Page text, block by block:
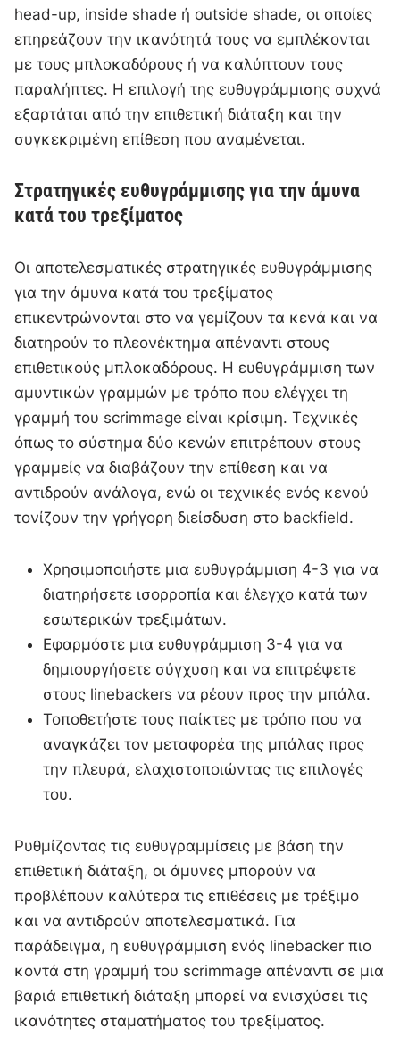
head-up, inside shade ή outside shade, οι οποίες
επηρεάζουν την ικανότητά τους να εμπλέκονται
με τους μπλοκαδόρους ή να καλύπτουν τους
παραλήπτες. Η επιλογή της ευθυγράμμισης συχνά
εξαρτάται από την επιθετική διάταξη και την
συγκεκριμένη επίθεση που αναμένεται.
Στρατηγικές ευθυγράμμισης για την άμυνα
κατά του τρεξίματος
Οι αποτελεσματικές στρατηγικές ευθυγράμμισης
για την άμυνα κατά του τρεξίματος
επικεντρώνονται στο να γεμίζουν τα κενά και να
διατηρούν το πλεονέκτημα απέναντι στους
επιθετικούς μπλοκαδόρους. Η ευθυγράμμιση των
αμυντικών γραμμών με τρόπο που ελέγχει τη
γραμμή του scrimmage είναι κρίσιμη. Τεχνικές
όπως το σύστημα δύο κενών επιτρέπουν στους
γραμμείς να διαβάζουν την επίθεση και να
αντιδρούν ανάλογα, ενώ οι τεχνικές ενός κενού
τονίζουν την γρήγορη διείσδυση στο backfield.
Χρησιμοποιήστε μια ευθυγράμμιση 4-3 για να
διατηρήσετε ισορροπία και έλεγχο κατά των
εσωτερικών τρεξιμάτων.
Εφαρμόστε μια ευθυγράμμιση 3-4 για να
δημιουργήσετε σύγχυση και να επιτρέψετε
στους linebackers να ρέουν προς την μπάλα.
Τοποθετήστε τους παίκτες με τρόπο που να
αναγκάζει τον μεταφορέα της μπάλας προς
την πλευρά, ελαχιστοποιώντας τις επιλογές
του.
Ρυθμίζοντας τις ευθυγραμμίσεις με βάση την
επιθετική διάταξη, οι άμυνες μπορούν να
προβλέπουν καλύτερα τις επιθέσεις με τρέξιμο
και να αντιδρούν αποτελεσματικά. Για
παράδειγμα, η ευθυγράμμιση ενός linebacker πιο
κοντά στη γραμμή του scrimmage απέναντι σε μια
βαριά επιθετική διάταξη μπορεί να ενισχύσει τις
ικανότητες σταματήματος του τρεξίματος.